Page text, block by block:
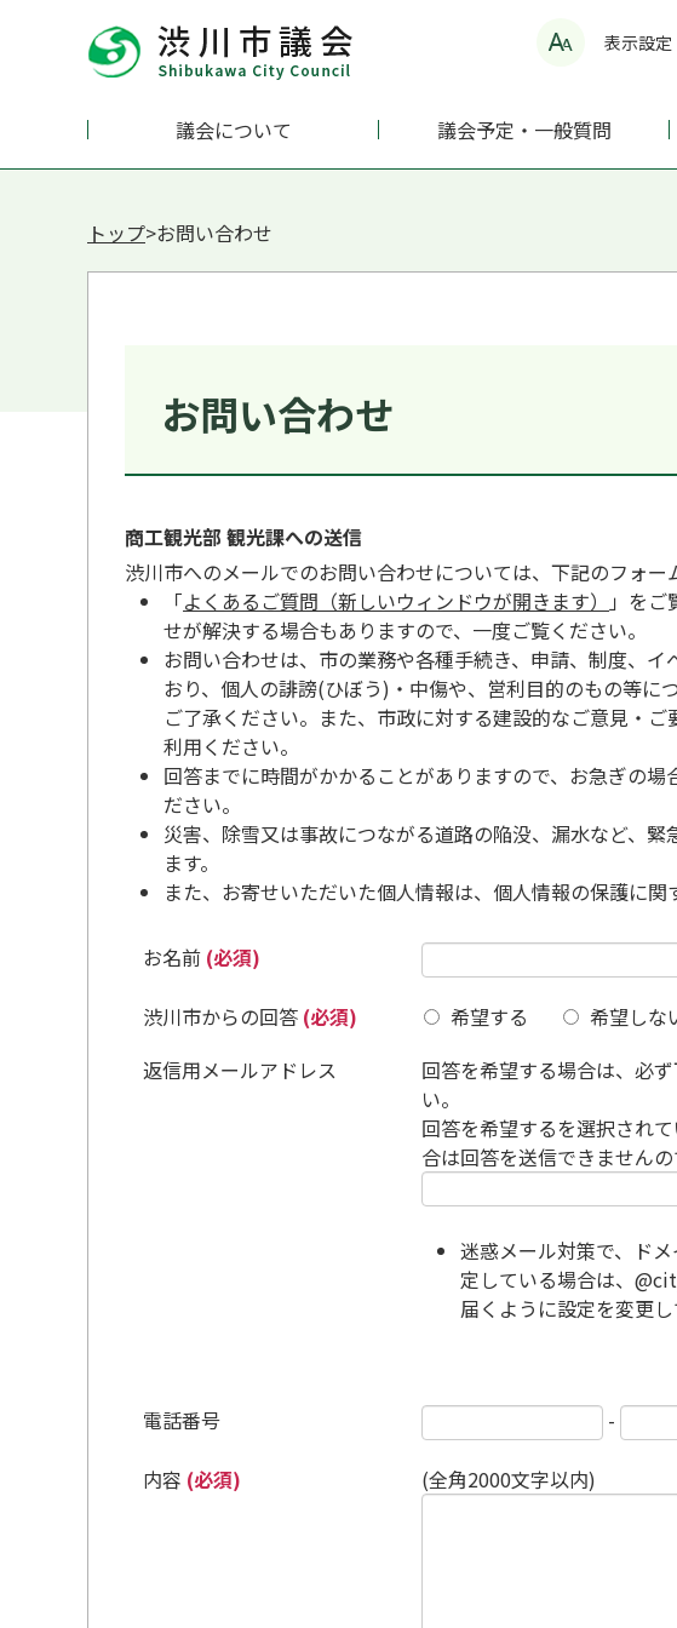
表示設定
議会について 議会予定・一般質問
トップ>お問い合わせ
お問い合わせ
商工観光部 観光課への送信
渋川市へのメールでのお問い合わせについては、下記のフォー
「よくあるご質問（新しいウィンドウが開きます）
」を
せが解決する場合もありますので、一度ご覧ください。
お問い合わせは、市の業務や各種手続き、申請、制度、
おり、個人の誹謗(ひぼう)・中傷や、営利目的のもの等に
ご了承ください。また、市政に対する建設的なご意見・
利用ください。
回答までに時間がかかることがありますので、お急ぎの
ださい。
災害、除雪又は事故につながる道路の陥没、漏水など、
ます。
また、お寄せいただいた個人情報は、個人情報の保護に関
お名前 (必須)
渋川市からの回答 (必須) 希望する
希望しな
返信用メールアドレス
回答を希望する場合は、必
い。
回答を希望するを選択され
合は回答を送信できませんの
迷惑メール対策で、ド
定している場合は、
届くように設定を変更し
電話番号 -
内容 (必須) (全角2000文字以内)